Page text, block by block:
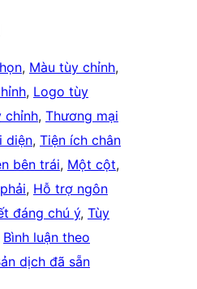
, Màu tùy chỉnh
, Logo tùy
chỉnh, Thương mại
diện, Tiện ích chân
bên trái, Một cột
, Hỗ trợ ngôn
đáng chú ý, Tùy
Bình luận theo
dịch đã sẵn